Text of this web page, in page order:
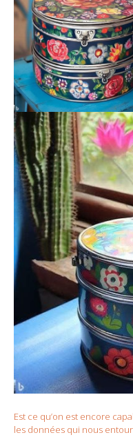
Est ce qu’on est encore
les données qui nous